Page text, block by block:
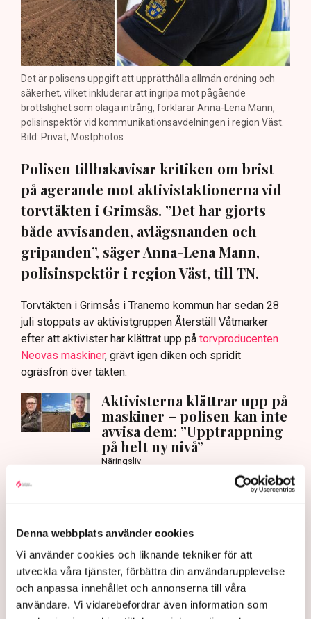
Denna webbplats använder cookies
Vi använder cookies och liknande tekniker för att
utveckla våra tjänster, förbättra din användarupplevelse
och anpassa innehållet och annonserna till våra
användare. Vi vidarebefordrar även information som
Det är polisens uppgift att upprätthålla allmän ordning och
säkerhet, vilket inkluderar att ingripa mot pågående
brottslighet som olaga intrång, förklarar Anna-Lena Mann,
polisinspektör vid kommunikationsavdelningen i region Väst.
Bild: Privat, Mostphotos
Polisen tillbakavisar kritiken om brist
på agerande mot aktivistaktionerna vid
torvtäkten i Grimsås. ”Det har gjorts
både avvisanden, avlägsnanden och
gripanden”, säger Anna-Lena Mann,
polisinspektör i region Väst, till TN.
Torvtäkten i Grimsås i Tranemo kommun har sedan 28
juli stoppats av aktivistgruppen Återställ Våtmarker
efter att aktivister har klättrat upp på torvproducenten
Neovas maskiner, grävt igen diken och spridit
ogräsfrön över täkten.
Aktivisterna klättrar upp på
maskiner – polisen kan inte
avvisa dem: ”Upptrappning
på helt ny nivå”
Näringsliv
sedan 28 juli.
Polisen kritiseras för bristande agerande vid
aktionerna.
Polisinspektör Anna-Lena Mann förklarar polisens